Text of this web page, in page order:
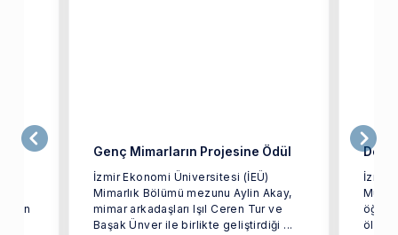
olan
Genç Mimarların Projesine Ödül
İzmir Ekonomi Üniversitesi (İEÜ)
Mimarlık Bölümü mezunu Aylin Akay,
mimar arkadaşları Işıl Ceren Tur ve
Başak Ünver ile birlikte geliştirdiği ...
Dev
İzmir